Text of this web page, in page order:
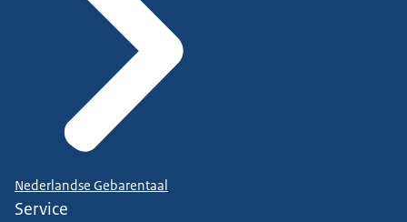
Nederlandse Gebarentaal
Service